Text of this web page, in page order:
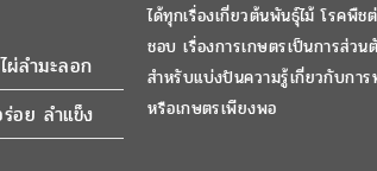
ผ่ลำมะลอก
อย ลำแข็ง
ได้ทุกเรื่องเกี่ยวต้นพันธุ์ไม้ โรคพืช
ชอบ เรื่องการเกษตรเป็นการส่วน
สำหรับแบ่งปันความรู้เกี่ยวกับกา
หรือเกษตรเพียงพอ